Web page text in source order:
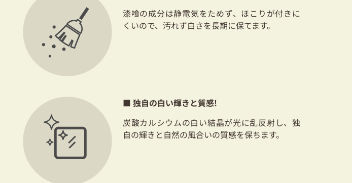
漆喰の成分は静電気をためず、ほこりが付きに
くいので、汚れず白さを長期に保てます。
■ 独自の白い輝きと質感!
炭酸カルシウムの白い結晶が光に乱反射し、独
自の輝きと自然の風合いの質感を保ちます。